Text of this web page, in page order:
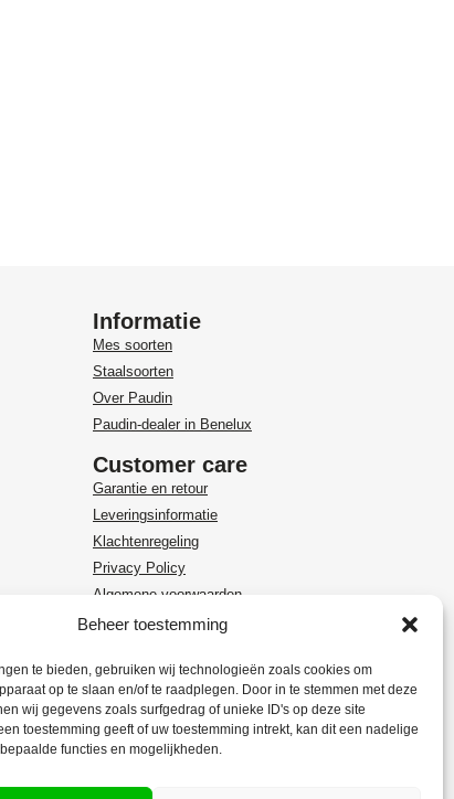
Beheer toestemming
te bieden, gebruiken wij technologieën zoals cookies om
op te slaan en/of te raadplegen. Door in te stemmen met deze
wij gegevens zoals surfgedrag of unieke ID's op deze site
toestemming geeft of uw toestemming intrekt, kan dit een nadelige
functies en mogelijkheden.
Informatie
Mes soorten
Staalsoorten
Over Paudin
Paudin-dealer in Benelux
Customer care
Garantie en retour
Leveringsinformatie
Klachtenregeling
Privacy Policy
Algemene voorwaarden